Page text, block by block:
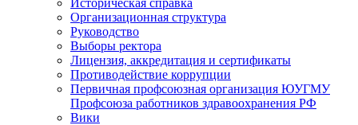
Историческая справка
Организационная структура
Руководство
Выборы ректора
Лицензия, аккредитация и сертификаты
Противодействие коррупции
Первичная профсоюзная организация ЮУГМУ
Профсоюза работников здравоохранения РФ
Вики